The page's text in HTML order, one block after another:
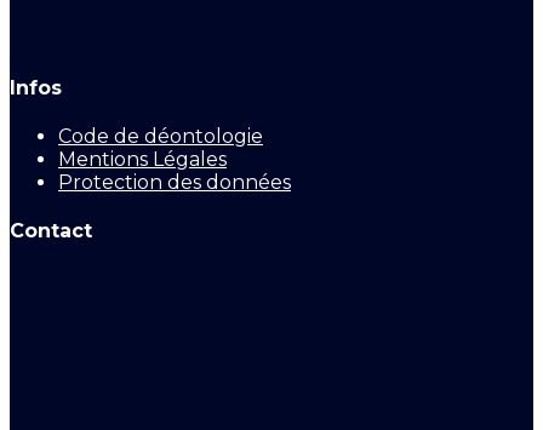
Infos
Code de déontologie
Mentions Légales
Protection des données
Contact